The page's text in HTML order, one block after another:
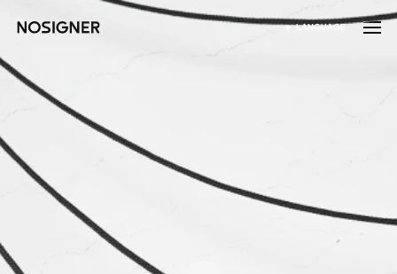
首頁 SELECT LANGUAGE
LANGUAGE